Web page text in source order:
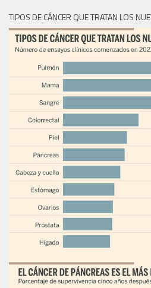
TIPOS DE CÁNCER QUE TRATAN LOS